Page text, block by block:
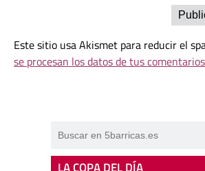
Este sitio usa Akismet para reducir el
se procesan los datos de tus comentarios